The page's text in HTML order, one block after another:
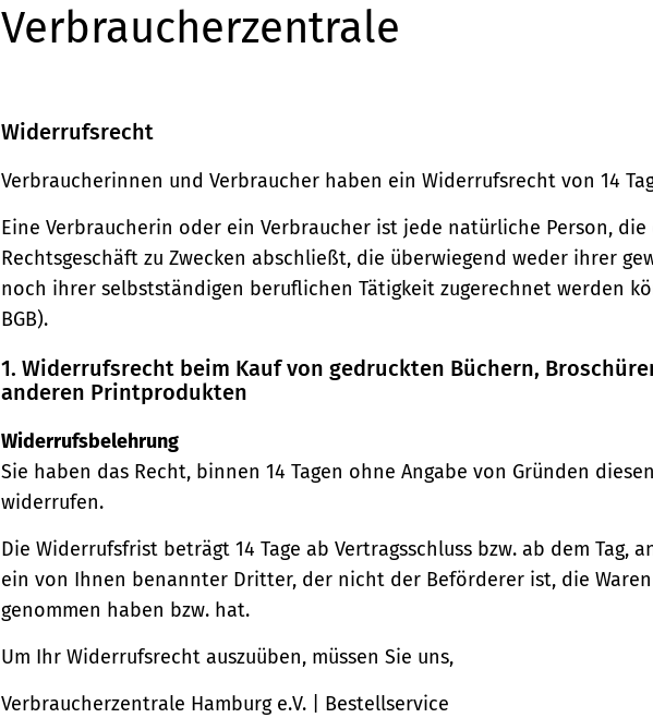
Verbraucherzentrale
Widerrufsrecht
Verbraucherinnen und Verbraucher haben ein Widerrufsrecht von 14
Eine Verbraucherin oder ein Verbraucher ist jede natürliche Person, die
Rechtsgeschäft zu Zwecken abschließt, die überwiegend weder ihrer
noch ihrer selbstständigen beruflichen Tätigkeit zugerechnet werden
BGB).
1. Widerrufsrecht beim Kauf von gedruckten Büchern,
anderen Printprodukten
Widerrufsbelehrung
Sie haben das Recht, binnen 14 Tagen ohne Angabe von Gründen
widerrufen.
Die Widerrufsfrist beträgt 14 Tage ab Vertragsschluss bzw. ab dem Tag,
ein von Ihnen benannter Dritter, der nicht der Beförderer ist, die
genommen haben bzw. hat.
Um Ihr Widerrufsrecht auszuüben, müssen Sie uns,
Verbraucherzentrale Hamburg e.V. | Bestellservice